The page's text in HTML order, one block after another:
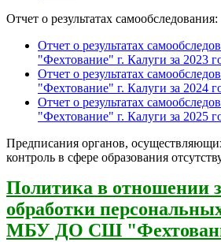
Отчет о результатах самообследования:
Отчет о результатах
"Фехтование" г. Калуги за 2023
Отчет о результатах
"Фехтование" г. Калуги за 2024
Отчет о результатах
"Фехтование" г. Калуги за 2025
Предписания органов,
контроль в сфере образования
Политика в отношении
обработки
МБУ ДО СШ